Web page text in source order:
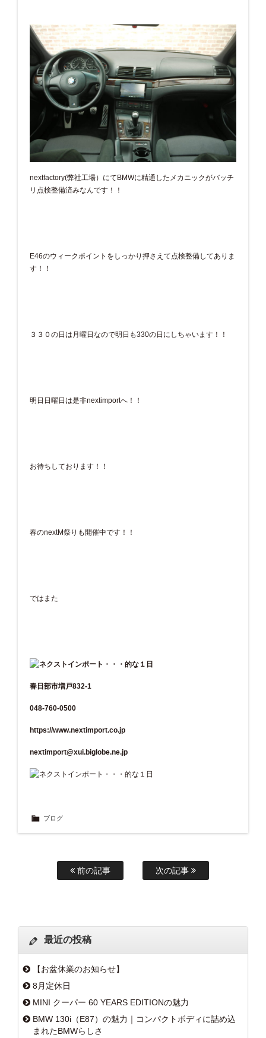
nextfactory(弊社工場）にてBMWに精通したメカニックがバッチ
リ点検整備済みなんです！！
E46のウィークポイントをしっかり押さえて点検整備してありま
す！！
３３０の日は月曜日なので明日も330の日にしちゃいます！！
明日日曜日は是非nextimportへ！！
お待ちしております！！
春のnextM祭りも開催中です！！
ではまた
春日部市増戸832-1
048-760-0500
https://www.nextimport.co.jp
nextimport@xui.biglobe.ne.jp
ブログ
前の記事 次の記事
最近の投稿
【お盆休業のお知らせ】
8月定休日
MINI クーパー 60 YEARS EDITIONの魅力
BMW 130i（E87）の魅力｜コンパクトボディに詰め込
まれたBMWらしさ